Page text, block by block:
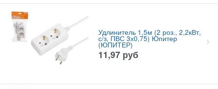
Удлинитель 1,5м (2 роз., 2,2кВт,
с/з, ПВС 3х0,75) Юпитер
(ЮПИТЕР)
11,97 руб